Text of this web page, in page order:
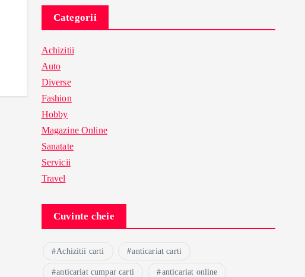
Categorii
Achizitii
Auto
Diverse
Fashion
Hobby
Magazine Online
Sanatate
Servicii
Travel
Cuvinte cheie
Achizitii carti anticariat carti
anticariat cumpar carti anticariat online